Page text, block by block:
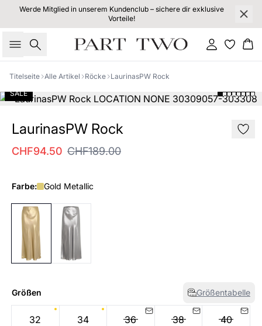
Werde Mitglied in unserem Kundenclub – sichere dir exklusive
Vorteile!
Suche Einloggen
Titelseite Alle Artikel Röcke LaurinasPW Rock
SALE
LaurinasPW Rock
CHF94.50 CHF189.00
Farbe: Gold Metallic
Größen Größentabelle
32 34 36 38 40